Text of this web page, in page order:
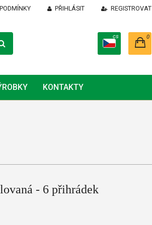
PŘIHLÁSIT REGISTROVAT
0
cs
KONTAKTY
- 6 přihrádek